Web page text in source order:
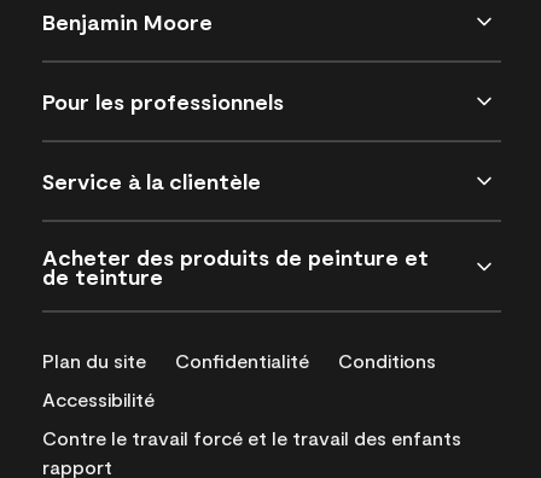
Benjamin Moore
Pour les professionnels
Service à la clientèle
Acheter des produits de peinture et
de teinture
Plan du site Confidentialité
Conditions
Accessibilité
Contre le travail forcé et le travail des enfants
rapport